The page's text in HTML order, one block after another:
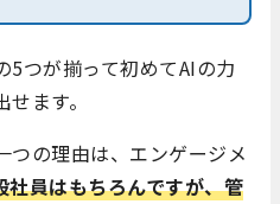
5つが揃って初めてAIの力
ます。
つの理由は、エンゲージメ
社員はもちろんですが、管